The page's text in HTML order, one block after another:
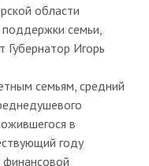
области
семьи,
Губернатор Игорь
семьям, средний
в
году